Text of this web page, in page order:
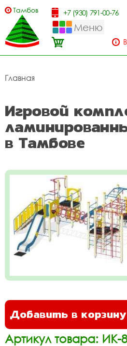
Тамбов +7 (930) 791-00-76
Меню
Главная
Игровой
в Тамбове
Добавить в корзину
Артикул товара: ИК-